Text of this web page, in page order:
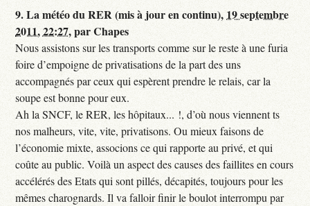
9.La météo du RER (mis à jour en continu), 19 septembre
2011, 22:27,parChapes
Nous assistons sur les transports comme sur le reste à une furia
foire d’empoigne de privatisations de la part des uns
accompagnés par ceux qui espèrent prendre le relais, car la
soupe est bonne pour eux.
Ah la SNCF, le RER, les hôpitaux... !, d’où nous viennent ts
nos malheurs, vite, vite, privatisons. Ou mieux faisons de
l’économie mixte, associons ce qui rapporte au privé, et qui
coûte au public. Voilà un aspect des causes des faillites en cours
accélérés des Etats qui sont pillés, décapités, toujours pour les
mêmes charognards. Il va falloir finir le boulot interrompu par